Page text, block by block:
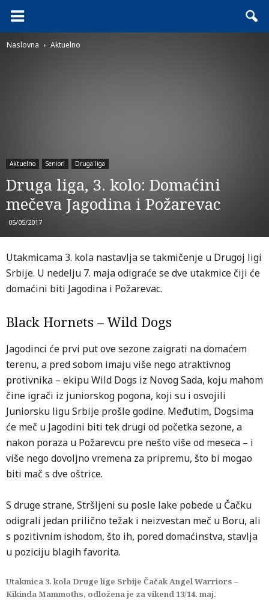
Naslovna Aktuelno
Aktuelno Seniori Druga liga
Druga liga, 3. kolo: Domaćini
mečeva Jagodina i Požarevac
05/05/2017
Utakmicama 3. kola nastavlja se takmičenje u Drugoj ligi
Srbije. U nedelju 7. maja odigraće se dve utakmice čiji će
domaćini biti Jagodina i Požarevac.
Black Hornets – Wild Dogs
Jagodinci će prvi put ove sezone zaigrati na domaćem
terenu, a pred sobom imaju više nego atraktivnog
protivnika – ekipu Wild Dogs iz Novog Sada, koju mahom
čine igrači iz juniorskog pogona, koji su i osvojili
Juniorsku ligu Srbije prošle godine. Međutim, Dogsima
će meč u Jagodini biti tek drugi od početka sezone, a
nakon poraza u Požarevcu pre nešto više od meseca – i
više nego dovoljno vremena za pripremu, što bi mogao
biti mač s dve oštrice.
S druge strane, Stršljeni su posle lake pobede u Čačku
odigrali jedan prilično težak i neizvestan meč u Boru, ali
s pozitivnim ishodom, što ih, pored domaćinstva, stavlja
u poziciju blagih favorita.
Utakmica 3. kola Druge lige Srbije Čačak Angel Warriors –
Kikinda Mammoths, odložena je za vikend 13/14. maj.